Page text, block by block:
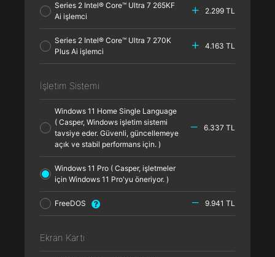
Series 2 Intel® Core™ Ultra 7 265KF
Ai işlemci
2.299 TL
Series 2 Intel® Core™ Ultra 7 270K
Plus Ai işlemci
4.163 TL
İşletim Sistemi
Windows 11 Home Single Language
( Casper, Windows işletim sistemi
tavsiye eder. Güvenli, güncellemeye
açık ve stabil performans için. )
6.337 TL
Windows 11 Pro ( Casper, işletmeler
için Windows 11 Pro'yu öneriyor. )
FreeDOS 9.941 TL
Ekran Kartı